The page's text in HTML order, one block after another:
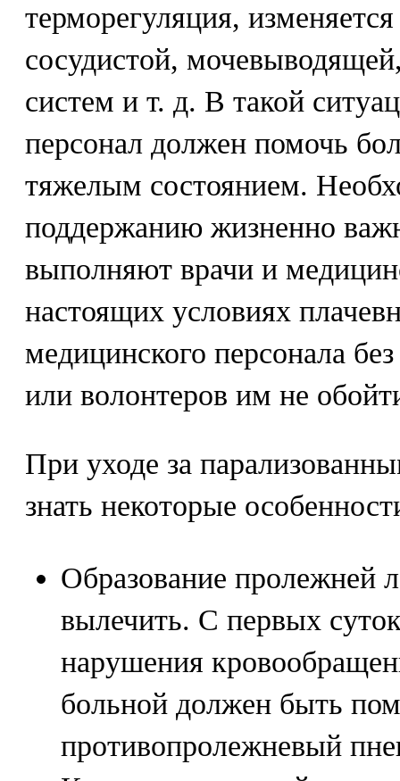
терморегуляция,
сосудистой,
систем и т. д. В такой
персонал должен помочь
тяжелым состоянием.
поддержанию жизненно
выполняют врачи и
настоящих условиях
медицинского персонала
или волонтеров им не
При уходе за
знать некоторые
Образование пролежней
вылечить. С первых
нарушения
больной должен быть
противопролежневый